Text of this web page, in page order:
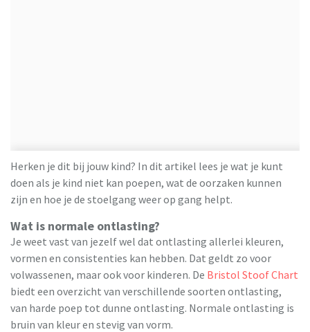
Herken je dit bij jouw kind? In dit artikel lees je wat je kunt
doen als je kind niet kan poepen, wat de oorzaken kunnen
zijn en hoe je de stoelgang weer op gang helpt.
Wat is normale ontlasting?
Je weet vast van jezelf wel dat ontlasting allerlei kleuren,
vormen en consistenties kan hebben. Dat geldt zo voor
volwassenen, maar ook voor kinderen. De Bristol Stoof Chart
biedt een overzicht van verschillende soorten ontlasting,
van harde poep tot dunne ontlasting. Normale ontlasting is
bruin van kleur en stevig van vorm.